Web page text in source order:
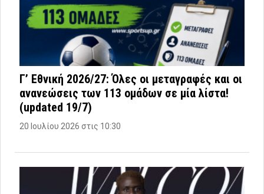
Γ’ Εθνική 2026/27: Όλες οι μεταγραφές και οι
ανανεώσεις των 113 ομάδων σε μία λίστα!
(updated 19/7)
20 Ιουλίου 2026 στις 10:30